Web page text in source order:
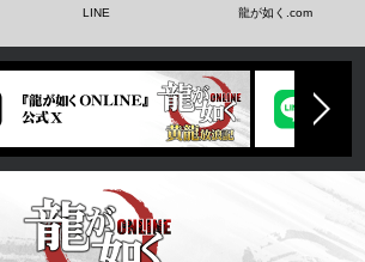
LINE 龍が如く.com